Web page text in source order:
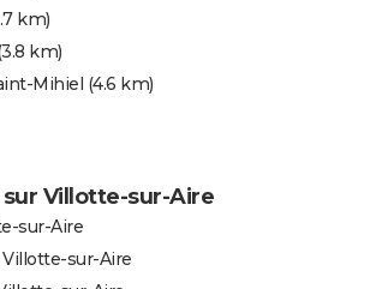
km)
km)
Mihiel (4.6 km)
sur Villotte-sur-Aire
sur-Aire
Villotte-sur-Aire